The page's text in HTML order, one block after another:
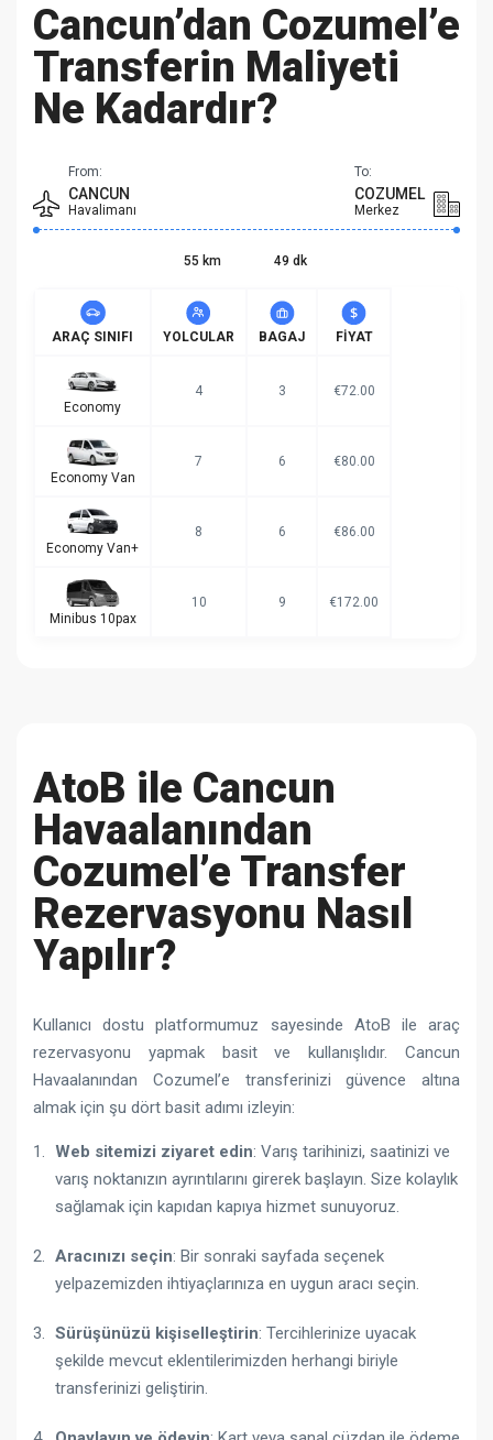
Cancun’dan Cozumel’e
Transferin Maliyeti
Ne Kadardır?
From:
CANCUN
Havalimanı
To:
COZUMEL
Merkez
55 km 49 dk
ARAÇ SINIFI YOLCULAR BAGAJ FIYAT
Economy
4 3 €72.00
Economy Van
7 6 €80.00
Economy Van+
8 6 €86.00
Minibus 10pax
10 9 €172.00
AtoB ile Cancun
Havaalanından
Cozumel’e Transfer
Rezervasyonu Nasıl
Yapılır?
Kullanıcı dostu platformumuz sayesinde AtoB ile araç
rezervasyonu yapmak basit ve kullanışlıdır. Cancun
Havaalanından Cozumel’e transferinizi güvence altına
almak için şu dört basit adımı izleyin:
Web sitemizi ziyaret edin: Varış tarihinizi, saatinizi ve
varış noktanızın ayrıntılarını girerek başlayın. Size kolaylık
sağlamak için kapıdan kapıya hizmet sunuyoruz.
Aracınızı seçin: Bir sonraki sayfada seçenek
yelpazemizden ihtiyaçlarınıza en uygun aracı seçin.
Sürüşünüzü kişiselleştirin: Tercihlerinize uyacak
şekilde mevcut eklentilerimizden herhangi biriyle
transferinizi geliştirin.